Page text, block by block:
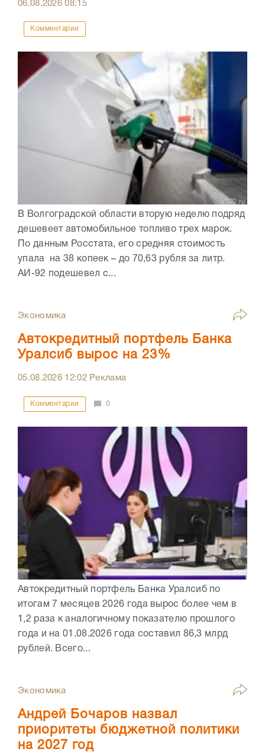
06.08.202608:15
Комментарии
В Волгоградской области вторую неделю подряд
дешевеет автомобильное топливо трех марок.
По данным Росстата, его средняя стоимость
упала на 38 копеек – до 70,63 рубля за литр.
АИ-92 подешевел с...
Экономика
Автокредитный портфель Банка
Уралсиб вырос на 23%
05.08.2026 12:02Реклама
Комментарии 0
Автокредитный портфель Банка Уралсиб по
итогам 7 месяцев 2026 года вырос более чем в
1,2 раза к аналогичному показателю прошлого
года и на 01.08.2026 года составил 86,3 млрд
рублей. Всего...
Экономика
Андрей Бочаров назвал
приоритеты бюджетной политики
на 2027 год